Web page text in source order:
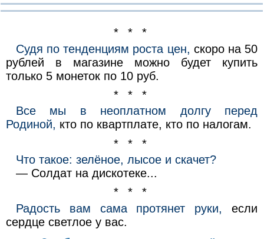
* * *
Судя по тенденциям роста цен, скоро на 50
рублей в магазине можно будет купить
только 5 монеток по 10 руб.
* * *
Все мы в неоплатном долгу перед
Родиной, кто по квартплате, кто по налогам.
* * *
Что такое: зелёное, лысое и скачет?
— Солдат на дискотеке...
* * *
Радость вам сама протянет руки,
если
сердце светлое у вас.